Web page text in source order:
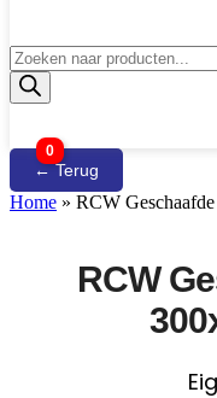
Producten
zoeken
0
← Terug
Home » RCW
RCW